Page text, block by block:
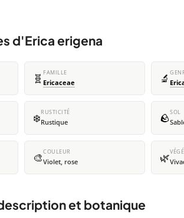
d'Erica erigena
🧬 FAMILLE
Ericaceae 🔬
❄️RUSTICITÉ
Rustique 🪨SOL
🎨COULEUR
Violet, rose 🌿
et botanique